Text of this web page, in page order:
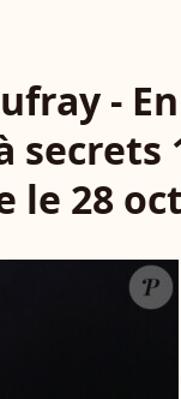
-
secrets
28